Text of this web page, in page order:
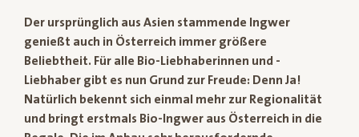
Der ursprünglich aus Asien stammende Ingwer
genießt auch in Österreich immer größere
Beliebtheit. Für alle Bio-Liebhaberinnen und -
Liebhaber gibt es nun Grund zur Freude: Denn Ja!
Natürlich bekennt sich einmal mehr zur Regionalität
und bringt erstmals Bio-Ingwer aus Österreich in die